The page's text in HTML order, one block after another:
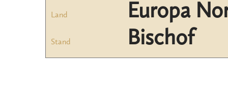
Land Europa
Stand Bischof